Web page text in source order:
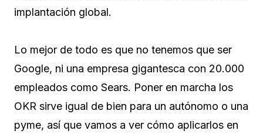
implantación global.
Lo mejor de todo es que no tenemos que ser
Google, ni una empresa gigantesca con 20.000
empleados como Sears. Poner en marcha los
OKR sirve igual de bien para un autónomo o una
pyme, así que vamos a ver cómo aplicarlos en